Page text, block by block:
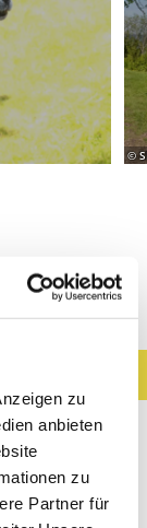
zu
anbieten
zu
Partner für
©